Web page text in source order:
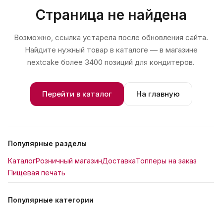
Страница не найдена
Возможно, ссылка устарела после обновления сайта.
Найдите нужный товар в каталоге — в магазине
nextcake более 3400 позиций для кондитеров.
Перейти в каталог На главную
Популярные разделы
КаталогРозничный магазинДоставкаТопперы на заказ
Пищевая печать
Популярные категории